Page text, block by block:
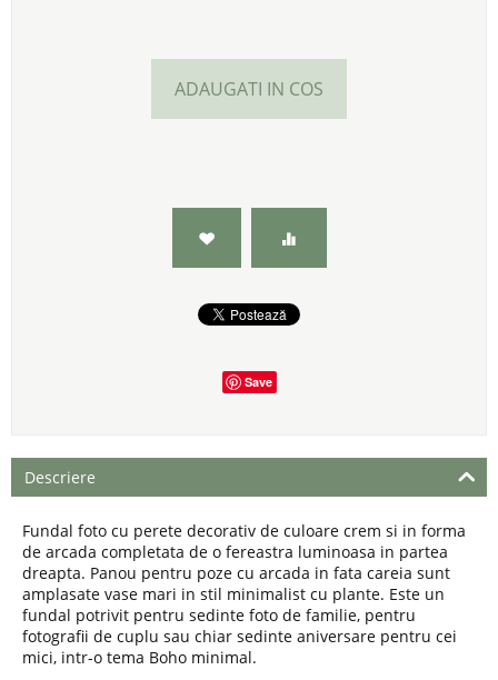
ADAUGATI IN COS
Save
Descriere
Fundal foto cu perete decorativ de culoare crem si in forma
de arcada completata de o fereastra luminoasa in partea
dreapta. Panou pentru poze cu arcada in fata careia sunt
amplasate vase mari in stil minimalist cu plante. Este un
fundal potrivit pentru sedinte foto de familie, pentru
fotografii de cuplu sau chiar sedinte aniversare pentru cei
mici, intr-o tema Boho minimal.